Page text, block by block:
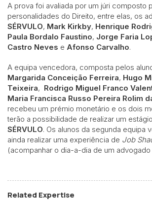
A prova foi avaliada por um júri composto
personalidades do Direito, entre elas, os
SÉRVULO, Mark Kirkby, Henrique
Paula Bordalo Faustino, Jorge Faria
Castro Neves e Afonso Carvalho.
A equipa vencedora, composta pelos
Margarida Conceição Ferreira, Hugo
Teixeira, Rodrigo Miguel Franco
Maria Francisca Russo Pereira Rolim
recebeu um prémio monetário e os dois
terão a possibilidade de realizar um
SÉRVULO. Os alunos da segunda equipa
ainda realizar uma experiência de Job
(acompanhar o dia-a-dia de um advogado
Related Expertise